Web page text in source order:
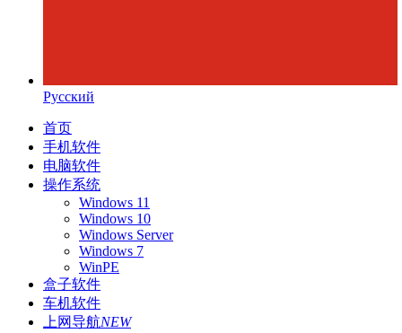
Русский
首页
手机软件
电脑软件
操作系统
Windows 11
Windows 10
Windows Server
Windows 7
WinPE
盒子软件
车机软件
上网导航NEW